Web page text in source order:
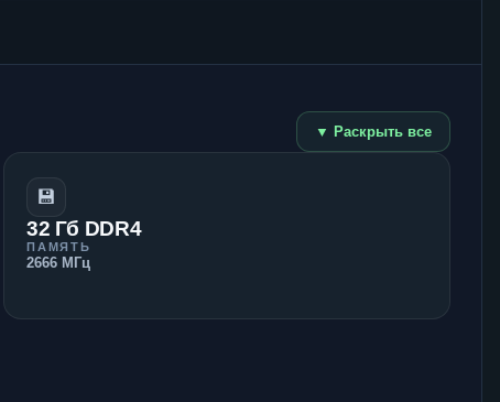
▼ Раскрыть все
💾
32 Гб DDR4
ПАМЯТЬ
2666 МГц